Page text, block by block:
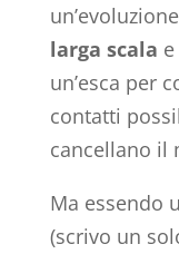
larga scala
un’esca per
contatti
cancellano il
Ma essendo
(scrivo un